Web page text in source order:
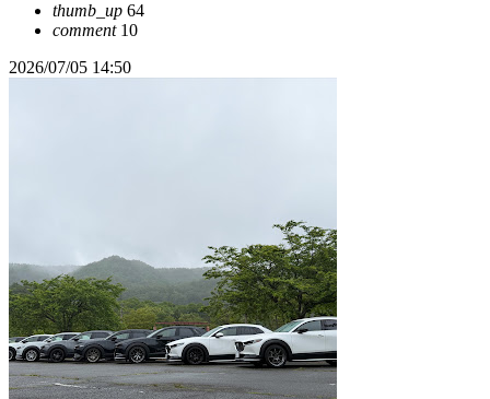
thumb_up 64
comment10
2026/07/05 14:50